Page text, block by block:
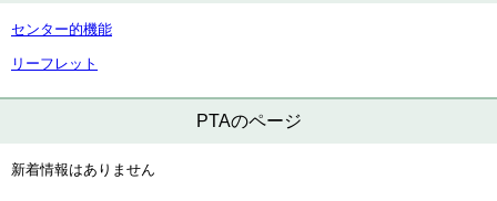
センター的機能
リーフレット
PTAのページ
新着情報はありません